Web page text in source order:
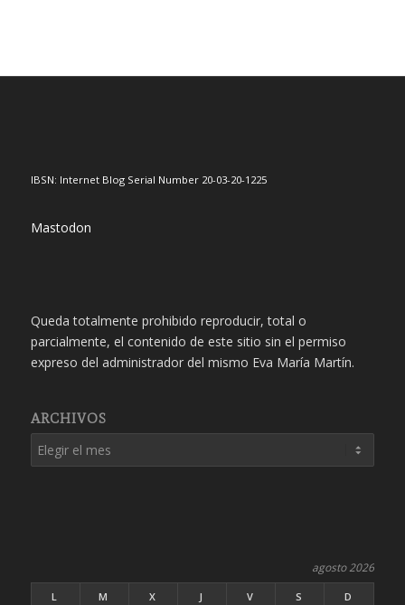
IBSN: Internet Blog Serial Number 20-03-20-1225
Mastodon
Queda totalmente prohibido reproducir, total o
parcialmente, el contenido de este sitio sin el permiso
expreso del administrador del mismo Eva María Martín.
ARCHIVOS
agosto 2026
L M X J V S
D